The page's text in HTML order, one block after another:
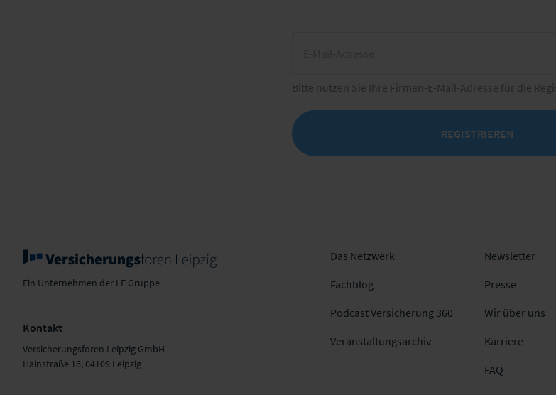
Bitte nutzen Sie Ihre Firmen-E-Mail-Adresse für die
REGISTRIEREN
Ein Unternehmen der LF Gruppe
Kontakt
Versicherungsforen Leipzig GmbH
Hainstraße 16, 04109 Leipzig
Das Netzwerk
Fachblog
Podcast Versicherung 360
Veranstaltungsarchiv
Newsletter
Presse
Wir über uns
Karriere
FAQ